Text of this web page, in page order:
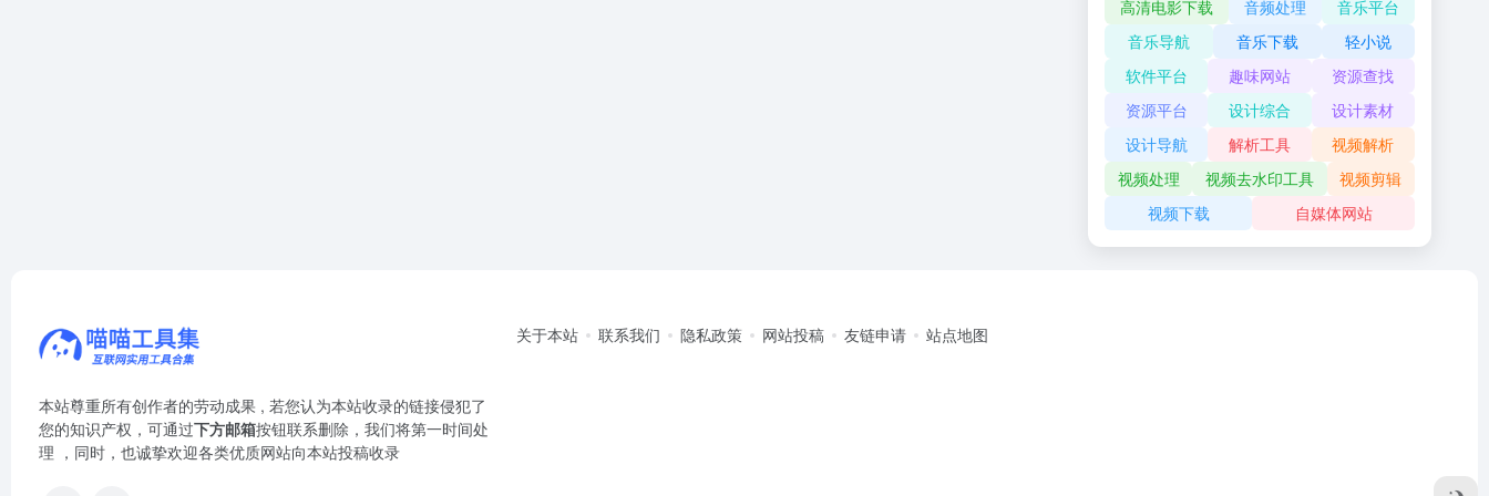
高清电影下载 音频处理
音乐平台
音乐导航
音乐下载
轻小说
软件平台
趣味网站
资源查找
资源平台
设计综合
设计素材
设计导航
解析工具
视频解析
视频处理
视频去水印工具
视频剪辑
视频下载
自媒体网站
本站尊重所有创作者的劳动成果 , 若您认为本站收录的链接侵犯了
您的知识产权，可通过下方邮箱按钮联系删除，我们将第一时间处
理 ，同时，也诚挚欢迎各类优质网站向本站投稿收录
关于本站 联系我们 隐私政策 网站投稿 友链申请 站点地图